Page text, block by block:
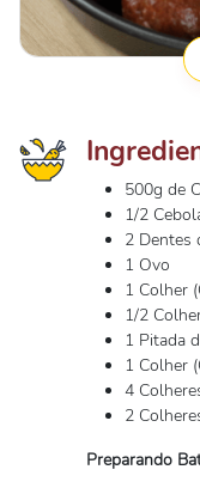
500g de
1/2
2 Dentes
1 Ovo
1 Colher
1/2
1 Pitada
1 Colher
4
2
Preparando